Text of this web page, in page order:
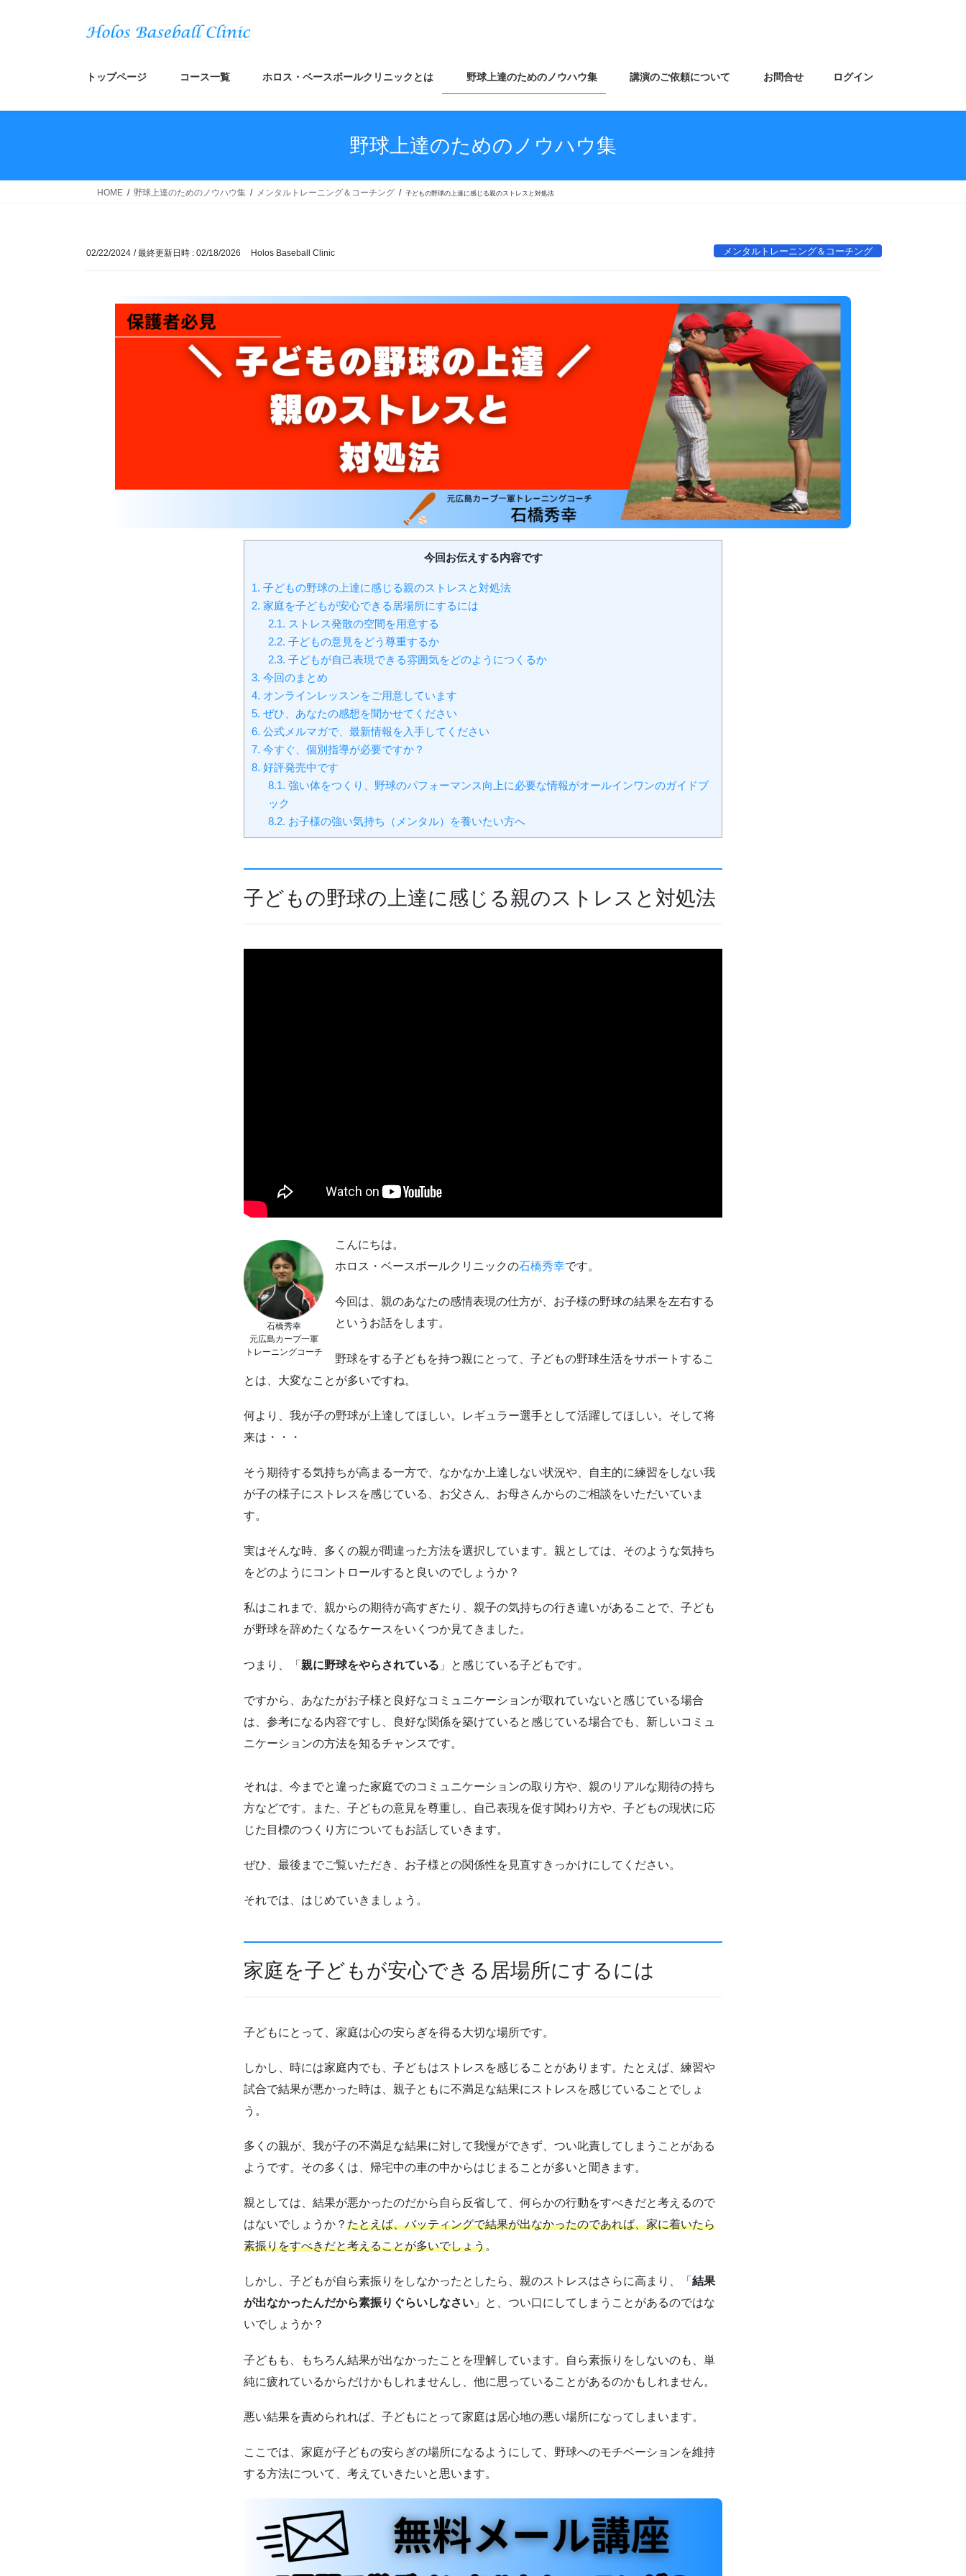
ス
ン
トップページ コース一覧 ホロス・ベースボールクリニックとは 野球上達のためのノウハウ集 講演のご依頼について お問合せ ログイン
野球上達のためのノウハウ集
HOME 野球上達のためのノウハウ集 メンタルトレーニング＆コーチング 子どもの野球の上達に感じる親のストレスと対処法
02/22/2024 / 最終更新日時 : 02/18/2026 Holos Baseball Clinic メンタルトレーニング＆コーチング
今回お伝えする内容です
1. 子どもの野球の上達に感じる親のストレスと対処法
2. 家庭を子どもが安心できる居場所にするには
2.1. ストレス発散の空間を用意する
2.2. 子どもの意見をどう尊重するか
2.3. 子どもが自己表現できる雰囲気をどのようにつくるか
3. 今回のまとめ
4. オンラインレッスンをご用意しています
5. ぜひ、あなたの感想を聞かせてください
6. 公式メルマガで、最新情報を入手してください
7. 今すぐ、個別指導が必要ですか？
8. 好評発売中です
8.1. 強い体をつくり、野球のパフォーマンス向上に必要な情報がオールインワンのガイドブ
ック
8.2. お子様の強い気持ち（メンタル）を養いたい方へ
子どもの野球の上達に感じる親のストレスと対処法
石橋秀幸
元広島カープ一軍
トレーニングコーチ
こんにちは。
ホロス・ベースボールクリニックの石橋秀幸です。
今回は、親のあなたの感情表現の仕方が、お子様の野球の結果を左右する
というお話をします。
野球をする子どもを持つ親にとって、子どもの野球生活をサポートするこ
とは、大変なことが多いですね。
何より、我が子の野球が上達してほしい。レギュラー選手として活躍してほしい。そして将
来は・・・
そう期待する気持ちが高まる一方で、なかなか上達しない状況や、自主的に練習をしない我
が子の様子にストレスを感じている、お父さん、お母さんからのご相談をいただいていま
す。
実はそんな時、多くの親が間違った方法を選択しています。親としては、そのような気持ち
をどのようにコントロールすると良いのでしょうか？
私はこれまで、親からの期待が高すぎたり、親子の気持ちの行き違いがあることで、子ども
が野球を辞めたくなるケースをいくつか見てきました。
つまり、「 親に野球をやらされている 」と感じている子どもです。
ですから、あなたがお子様と良好なコミュニケーションが取れていないと感じている場合
は、参考になる内容ですし、良好な関係を築けていると感じている場合でも、新しいコミュ
ニケーションの方法を知るチャンスです。
それは、今までと違った家庭でのコミュニケーションの取り方や、親のリアルな期待の持ち
方などです。また、子どもの意見を尊重し、自己表現を促す関わり方や、子どもの現状に応
じた目標のつくり方についてもお話していきます。
ぜひ、最後までご覧いただき、お子様との関係性を見直すきっかけにしてください。
それでは、はじめていきましょう。
家庭を子どもが安心できる居場所にするには
子どもにとって、家庭は心の安らぎを得る大切な場所です。
しかし、時には家庭内でも、子どもはストレスを感じることがあります。たとえば、練習や
試合で結果が悪かった時は、親子ともに不満足な結果にストレスを感じていることでしょ
う。
多くの親が、我が子の不満足な結果に対して我慢ができず、つい叱責してしまうことがある
ようです。その多くは、帰宅中の車の中からはじまることが多いと聞きます。
親としては、結果が悪かったのだから自ら反省して、何らかの行動をすべきだと考えるので
はないでしょうか？ たとえば、バッティングで結果が出なかったのであれば、家に着いたら
素振りをすべきだと考えることが多いでしょう。
しかし、子どもが自ら素振りをしなかったとしたら、親のストレスはさらに高まり、「 結果
が出なかったんだから素振りぐらいしなさい 」と、つい口にしてしまうことがあるのではな
いでしょうか？
子どもも、もちろん結果が出なかったことを理解しています。自ら素振りをしないのも、単
純に疲れているからだけかもしれませんし、他に思っていることがあるのかもしれません。
悪い結果を責められれば、子どもにとって家庭は居心地の悪い場所になってしまいます。
ここでは、家庭が子どもの安らぎの場所になるようにして、野球へのモチベーションを維持
する方法について、考えていきたいと思います。